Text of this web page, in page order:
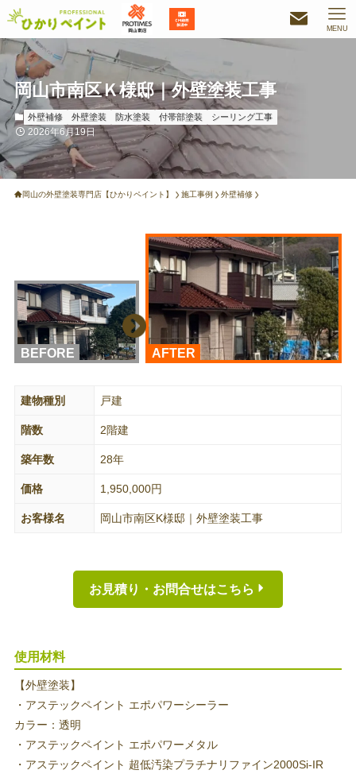
MENU
岡山市南区Ｋ様邸｜外壁塗装工事
外壁補修 外壁塗装 防水塗装 付帯部塗装 シーリング工事
2026年6月19日
岡山の外壁塗装専門店【ひかりペイント】 施工事例 外壁補修
BEFORE AFTER
建物種別 戸建
階数 2階建
築年数 28年
価格 1,950,000円
お客様名 岡山市南区K様邸｜外壁塗装工事
お見積り・お問合せはこちら
使用材料
【外壁塗装】
・アステックペイント エポパワーシーラー
カラー：透明
・アステックペイント エポパワーメタル
・アステックペイント 超低汚染プラチナリファイン2000Si-IR